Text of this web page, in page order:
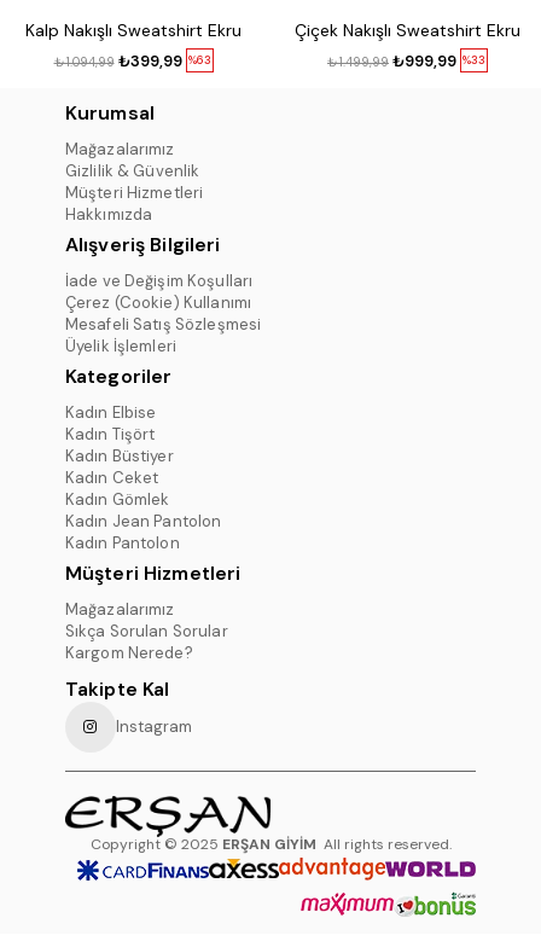
Kalp Nakışlı Sweatshirt Ekru
%63
₺399,99
₺1.094,99
Çiçek Nakışlı Sweatshirt Ekru
%33
₺999,99
₺1.499,99
Kurumsal
Mağazalarımız
Gizlilik & Güvenlik
Müşteri Hizmetleri
Hakkımızda
Alışveriş Bilgileri
İade ve Değişim Koşulları
Çerez (Cookie) Kullanımı
Mesafeli Satış Sözleşmesi
Üyelik İşlemleri
Kategoriler
Kadın Elbise
Kadın Tişört
Kadın Büstiyer
Kadın Ceket
Kadın Gömlek
Kadın Jean Pantolon
Kadın Pantolon
Müşteri Hizmetleri
Mağazalarımız
Sıkça Sorulan Sorular
Kargom Nerede?
Takipte Kal
Instagram
Copyright © 2025 ERŞAN GİYİM All rights reserved.